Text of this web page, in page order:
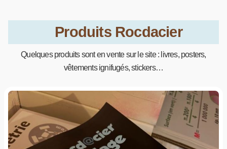
Produits Rocdacier
Quelques produits sont en vente sur le site : livres, posters,
vêtements ignifugés, stickers…